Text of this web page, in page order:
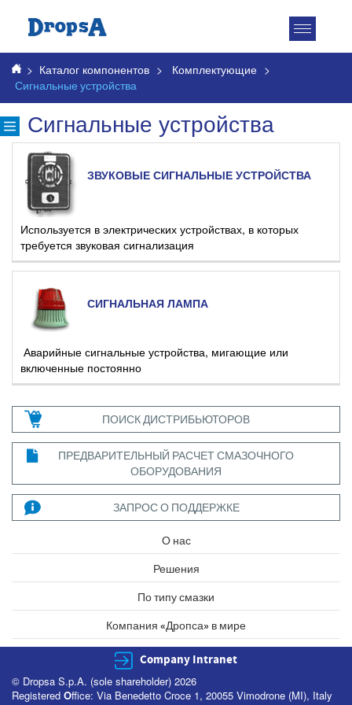
Toggle
> Каталог компонентов > Комплектующие >
Сигнальные устройства
Сигнальные устройства
ЗВУКОВЫЕ СИГНАЛЬНЫЕ УСТРОЙСТВА
Используется в электрических устройствах, в которых
требуется звуковая сигнализация
СИГНАЛЬНАЯ ЛАМПА
Аварийные сигнальные устройства, мигающие или
включенные постоянно
ПОИСК ДИСТРИБЬЮТОРОВ
ПРЕДВАРИТЕЛЬНЫЙ РАСЧЕТ СМАЗОЧНОГО
ОБОРУДОВАНИЯ
ЗАПРОС О ПОДДЕРЖКЕ
О нас
Решения
По типу смазки
Компания «Дропса» в мире
Company Intranet
© Dropsa S.p.A. (sole shareholder) 2026
Registered Office: Via Benedetto Croce 1, 20055 Vimodrone (MI), Italy